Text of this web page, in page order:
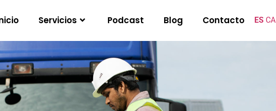
Servicios Podcast Blog Contacto ES CA